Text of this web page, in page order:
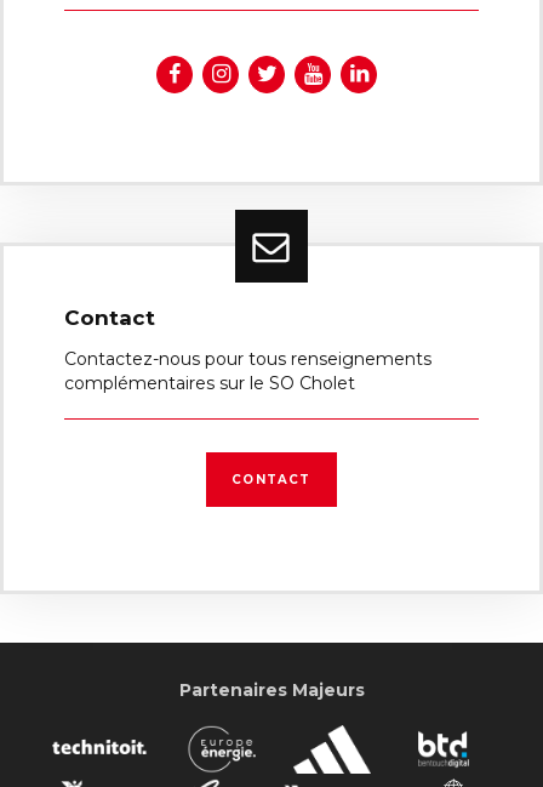
Contact
Contactez-nous pour tous renseignements
complémentaires sur le SO Cholet
CONTACT
Partenaires Majeurs